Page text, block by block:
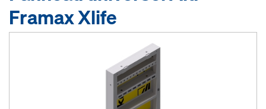
Framax Xlife